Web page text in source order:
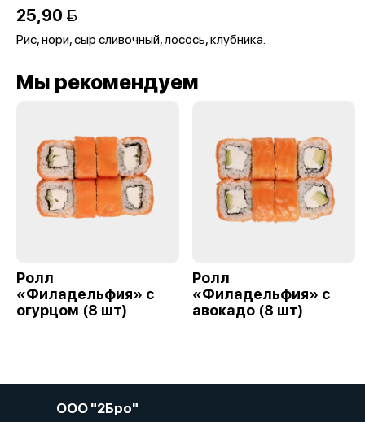
25,90 
Рис, нори, сыр сливочный, лосось, клубника.
Мы рекомендуем
Ролл
«Филадельфия» с
огурцом (8 шт)
Ролл
«Филадельфия» с
авокадо (8 шт)
ООО "2Бро"